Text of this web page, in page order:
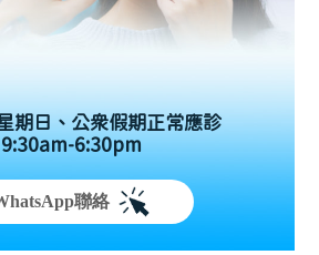
期日、公眾假期正常應診
9:30am-6:30pm
聯絡